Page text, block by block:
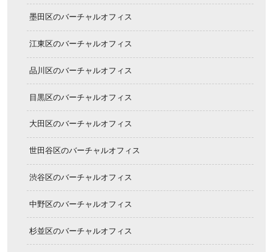
墨田区のバーチャルオフィス
江東区のバーチャルオフィス
品川区のバーチャルオフィス
目黒区のバーチャルオフィス
大田区のバーチャルオフィス
世田谷区のバーチャルオフィス
渋谷区のバーチャルオフィス
中野区のバーチャルオフィス
杉並区のバーチャルオフィス